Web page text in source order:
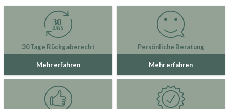
30 Tage Rückgaberecht
Mehr erfahren
Persönliche Beratung
Mehr erfahren